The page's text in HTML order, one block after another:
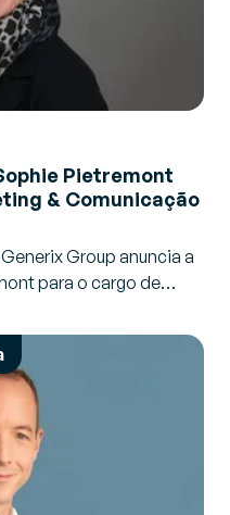
Pietremont
& Comunicação
Group anuncia a
para o cargo de…